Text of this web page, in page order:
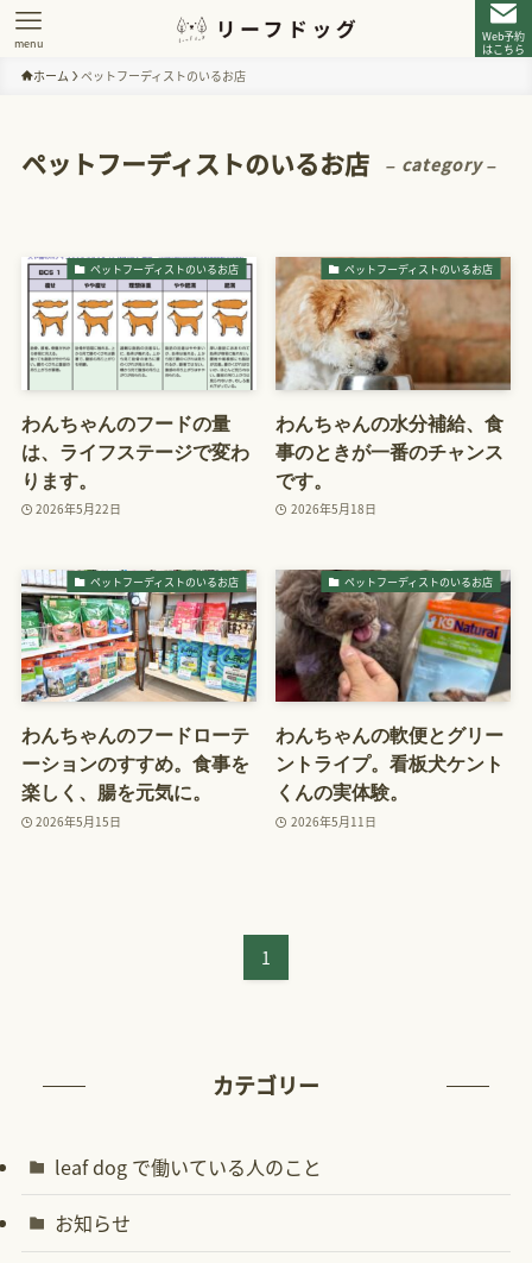
Web予約
はこちら
menu
ホーム ペットフーディストのいるお店
ペットフーディストのいるお店 – category –
ペットフーディストのいるお店
わんちゃんのフードの量
は、ライフステージで変わ
ります。
2026年5月22日
ペットフーディストのいるお店
わんちゃんの水分補給、食
事のときが一番のチャンス
です。
2026年5月18日
ペットフーディストのいるお店
わんちゃんのフードローテ
ーションのすすめ。食事を
楽しく、腸を元気に。
2026年5月15日
ペットフーディストのいるお店
わんちゃんの軟便とグリー
ントライプ。看板犬ケント
くんの実体験。
2026年5月11日
1
カテゴリー
leaf dog で働いている人のこと
お知らせ